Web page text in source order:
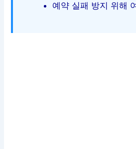
예약 실패 방지 위해